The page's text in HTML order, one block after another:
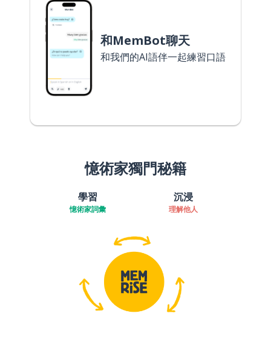
和MemBot聊天
和我們的AI語伴一起練習口語
憶術家獨門秘籍
學習
憶術家詞彙
沉浸
理解他人